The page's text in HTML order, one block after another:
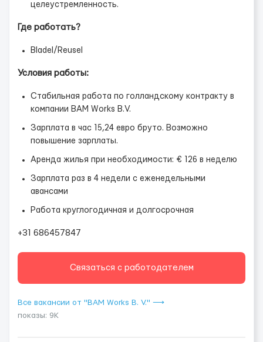
целеустремленность.
Где работать?
Bladel/Reusel
Условия работы:
Стабильная работа по голландскому контракту в
компании BAM Works B.V.
Зарплата в час 15,24 евро бруто. Возможно
повышение зарплаты.
Аренда жилья при необходимости: € 126 в неделю
Зарплата раз в 4 недели с еженедельными
авансами
Работа круглогодичная и долгосрочная
+31 686457847
Связаться с работодателем
Все вакансии от "BAM Works B. V." ⟶
показы: 9K